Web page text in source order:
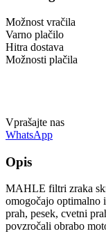
Možnost vračila
Varno plačilo
Hitra dostava
Možnosti plačila
Vprašajte nas
WhatsApp
Opis
MAHLE filtri zraka
omogočajo optimalno
prah, pesek, cvetni
povzročali obrabo